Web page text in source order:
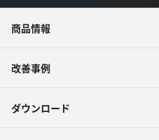
商品情報
改善事例
ダウンロード